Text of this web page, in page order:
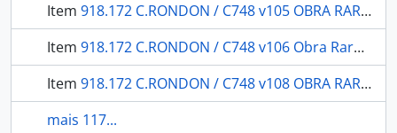
Item 918.172 C.RONDON / C748 v105 OBRA RARA / 1951 - A Comissão Rondon na exposição retrospectiva do Exército
Item 918.172 C.RONDON / C748 v106 Obra Rara / 1950 - Religião e mitologia Kadiwéu
Item 918.172 C.RONDON / C748 v108 OBRA RARA / 1952 - Levantamento do rio Jaucuara e de outros trechos do Estado, destinados à conclusão da Carta de Mato-Grosso: relatório dos trabalhos realizados em 1941 e 1942.
mais 117...